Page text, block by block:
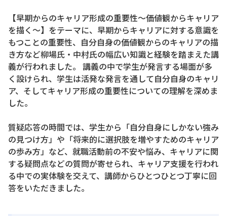
【早期からのキャリア形成の重要性～価値観からキャリア
を描く～】をテーマに、早期からキャリアに対する意識を
もつことの重要性、自分自身の価値観からのキャリアの描
き方など柳場氏・中村氏の幅広い知識と経験を踏まえた講
義が行われました。 講義の中で学生が発言する場面が多
く設けられ、学生は活発な発言を通して自分自身のキャリ
ア、そしてキャリア形成の重要性についての理解を深めま
した。
質疑応答の時間では、学生から「自分自身にしかない強み
の見つけ方」や「将来的に選択肢を増やすためのキャリア
の歩み方」など、就職活動前の不安や悩み、キャリアに関
する疑問点などの質問が寄せられ、キャリア支援を行われ
る中での実体験を交えて、講師からひとつひとつ丁寧に回
答をいただきました。